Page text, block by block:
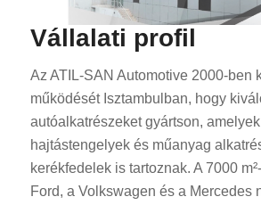
Vállalati profil
Az ATIL-SAN Automotive 2000-ben
működését Isztambulban, hogy
autóalkatrészeket gyártson,
hajtástengelyek és műanyag
kerékfedelek is tartoznak. A 7000
Ford, a Volkswagen és a Mercedes